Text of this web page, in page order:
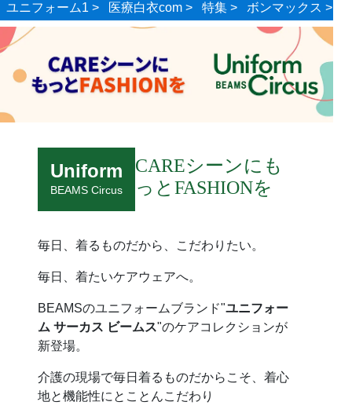
ユニフォーム1 > 医療白衣com > 特集 > ボンマックス >
Uniform
BEAMS Circus
CAREシーンにも
っとFASHIONを
毎日、着るものだから、こだわりたい。
毎日、着たいケアウェアへ。
BEAMSのユニフォームブランド"ユニフォー
ム サーカス ビームス"のケアコレクションが
新登場。
介護の現場で毎日着るものだからこそ、着心
地と機能性にとことんこだわり